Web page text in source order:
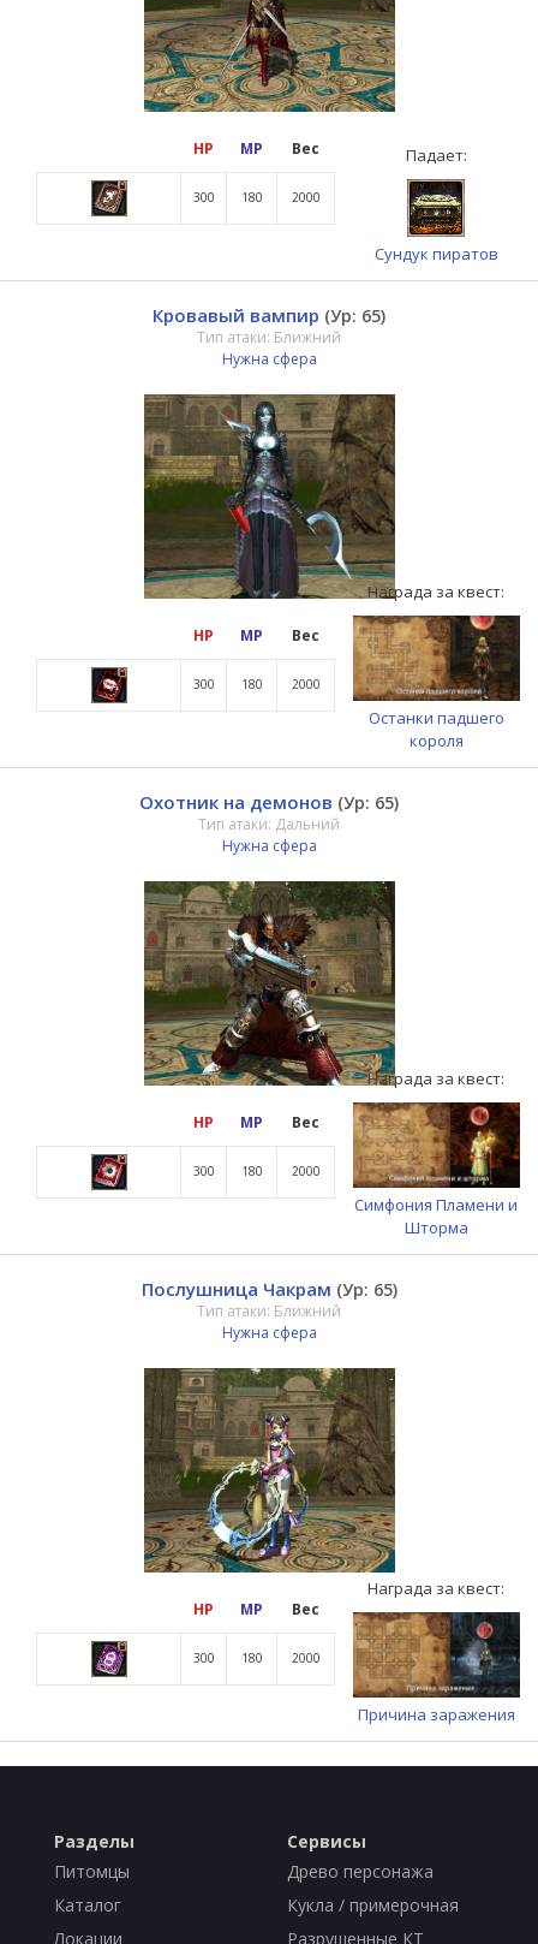
HP MP Вес
300 180 2000
Падает:
Сундук пиратов
Кровавый вампир (Ур: 65)
Тип атаки: Ближний
Нужна сфера
HP MP Вес
300 180 2000
Награда за квест:
Останки падшего
короля
Охотник на демонов (Ур: 65)
Тип атаки: Дальний
Нужна сфера
HP MP Вес
300 180 2000
Награда за квест:
Симфония Пламени и
Шторма
Послушница Чакрам (Ур: 65)
Тип атаки: Ближний
Нужна сфера
HP MP Вес
300 180 2000
Награда за квест:
Причина заражения
Разделы
Питомцы
Каталог
Локации
Сервисы
Древо персонажа
Кукла / примерочная
Разрушенные КТ